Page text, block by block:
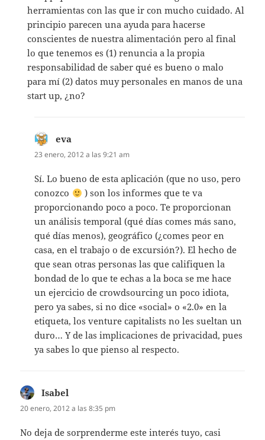
herramientas con las que ir con mucho cuidado. Al
principio parecen una ayuda para hacerse
conscientes de nuestra alimentación pero al final
lo que tenemos es (1) renuncia a la propia
responsabilidad de saber qué es bueno o malo
para mí (2) datos muy personales en manos de una
start up, ¿no?
eva
23 enero, 2012 a las 9:21 am
Sí. Lo bueno de esta aplicación (que no uso, pero
conozco
) son los informes que te va
proporcionando poco a poco. Te proporcionan
un análisis temporal (qué días comes más sano,
qué días menos), geográfico (¿comes peor en
casa, en el trabajo o de excursión?). El hecho de
que sean otras personas las que califiquen la
bondad de lo que te echas a la boca se me hace
un ejercicio de crowdsourcing un poco idiota,
pero ya sabes, si no dice «social» o «2.0» en la
etiqueta, los venture capitalists no les sueltan un
duro… Y de las implicaciones de privacidad, pues
ya sabes lo que pienso al respecto.
Isabel
20 enero, 2012 a las 8:35 pm
No deja de sorprenderme este interés tuyo, casi